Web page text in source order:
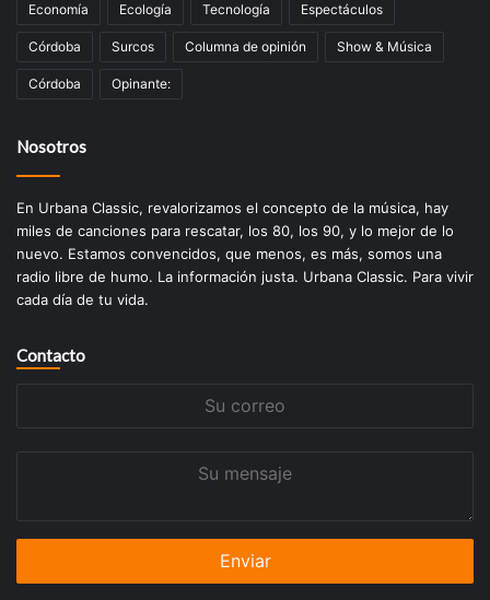
Economía Ecología Tecnologí­a Espectáculos
Córdoba Surcos Columna de opinión Show & Música
Córdoba Opinante:
Nosotros
En Urbana Classic, revalorizamos el concepto de la música, hay
miles de canciones para rescatar, los 80, los 90, y lo mejor de lo
nuevo. Estamos convencidos, que menos, es más, somos una
radio libre de humo. La información justa. Urbana Classic. Para vivir
cada día de tu vida.
Contacto